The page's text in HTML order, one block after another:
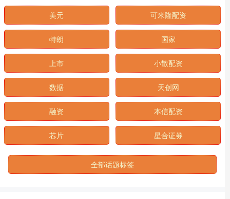
美元 可米隆配资
特朗 国家
上市 小散配资
数据 天创网
融资 本信配资
芯片 星合证券
全部话题标签